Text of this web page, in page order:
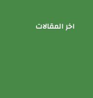
اخر المقالات